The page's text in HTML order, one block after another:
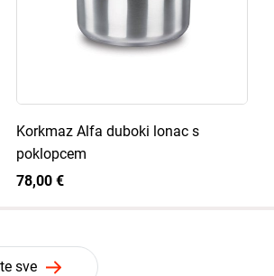
Korkmaz Alfa duboki lonac s
poklopcem
78,00 €
sve